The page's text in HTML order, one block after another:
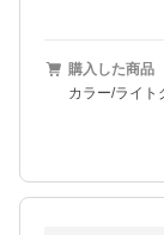
購入した商品
カラー/ライト